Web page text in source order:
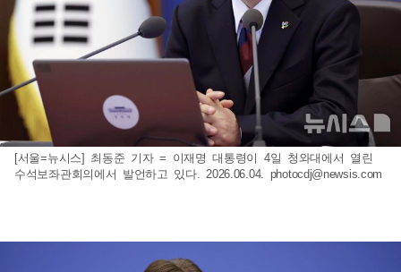
[서울=뉴시스] 최동준 기자 = 이재명 대통령이 4일 청와대에서 열린
수석보좌관회의에서 발언하고 있다. 2026.06.04. photocdj@newsis.com